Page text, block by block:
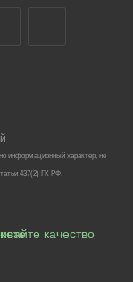
информационный характер, не
437(2) ГК РФ.